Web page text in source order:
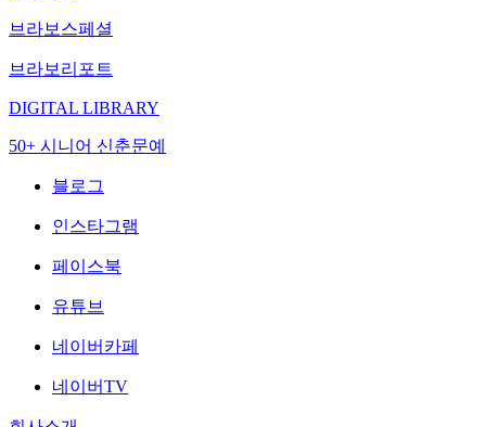
브라보스페셜
브라보리포트
DIGITAL LIBRARY
50+ 시니어 신춘문예
블로그
인스타그램
페이스북
유튜브
네이버카페
네이버TV